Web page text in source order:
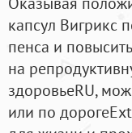
капсул Вигрикс
пенса и
на
здоровьеRU,
или по